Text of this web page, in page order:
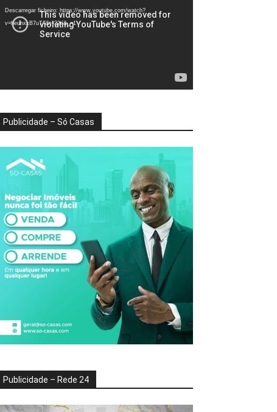
vídeo
Descarregar ficheiro: https://www.youtube.com/watch?
v=heunxxB7uTA&t=22s&_=1
Publicidade – Só Casas
Publicidade – Rede 24